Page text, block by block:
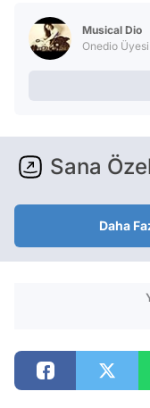
Musical Dio
Onedio Üyesi
Sana
Daha